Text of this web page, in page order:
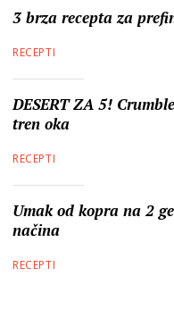
3 brza recepta za
RECEPTI
DESERT ZA 5!
tren oka
RECEPTI
Umak od kopra na 2
načina
RECEPTI